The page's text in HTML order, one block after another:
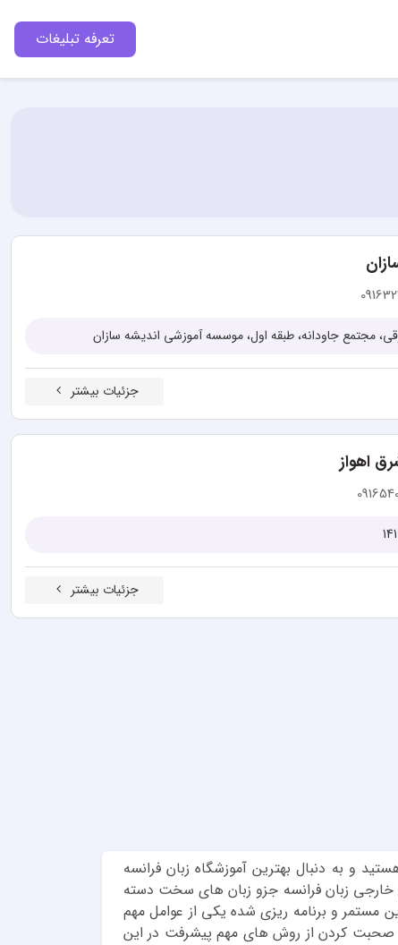
تعرفه تبلیغات
جزئیات بیشتر
اهواز
جزئیات بیشتر
و به دنبال بهترین آموزشگاه زبان فرانسه
خارجی زبان فرانسه جزو زبان های سخت دسته
مستمر و برنامه ریزی شده یکی از عوامل مهم
صحبت کردن از روش های مهم پیشرفت در این